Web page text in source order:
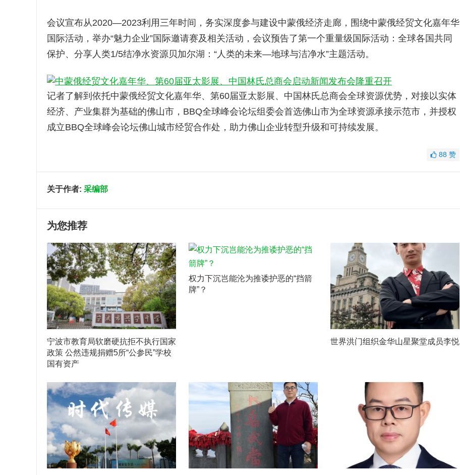
会议宣布从2020—2023利用三年时间，务实深度参与建设中蒙俄经济走廊，围绕中蒙俄经贸文化嘉年华
国际活动，举办“魅力企业”国际邀请赛及相关活动，会议预告了第一个重量级国际活动：全球各国共同
保护、分享人类1/5结净水资源贝加尔湖：“人类的未来—地球与洁净水”主题活动。
记者了解到依托中蒙俄经贸文化嘉年华、第60届亚太影展、中国林氏总商会全球资源优势，对接以实体
经济、产业集群为基础的佛山市，BBQ全球峰会论坛组委会首选佛山市为全球资源承接示范市，并授权
成立BBQ全球峰会论坛佛山城市经贸合作处，助力佛山企业转型升级和可持续发展。
88 赞
关于作者: 采编部
为您推荐
宁波市教育局软磨硬抗拒不执行国家
政策 公然违规捐赠5所“公参民”学校
国有资产
权力下沉岂能沦为推诿护恶的“挡箭
牌”？
世界洪门组织金华山星聚堂成员李悦